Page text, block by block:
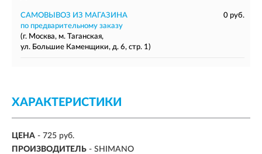
САМОВЫВОЗ ИЗ МАГАЗИНА
0 руб.
по предварительному заказу
(г. Москва, м. Таганская,
ул. Большие Каменщики, д. 6, стр. 1)
ХАРАКТЕРИСТИКИ
ЦЕНА - 725 руб.
ПРОИЗВОДИТЕЛЬ - SHIMANO